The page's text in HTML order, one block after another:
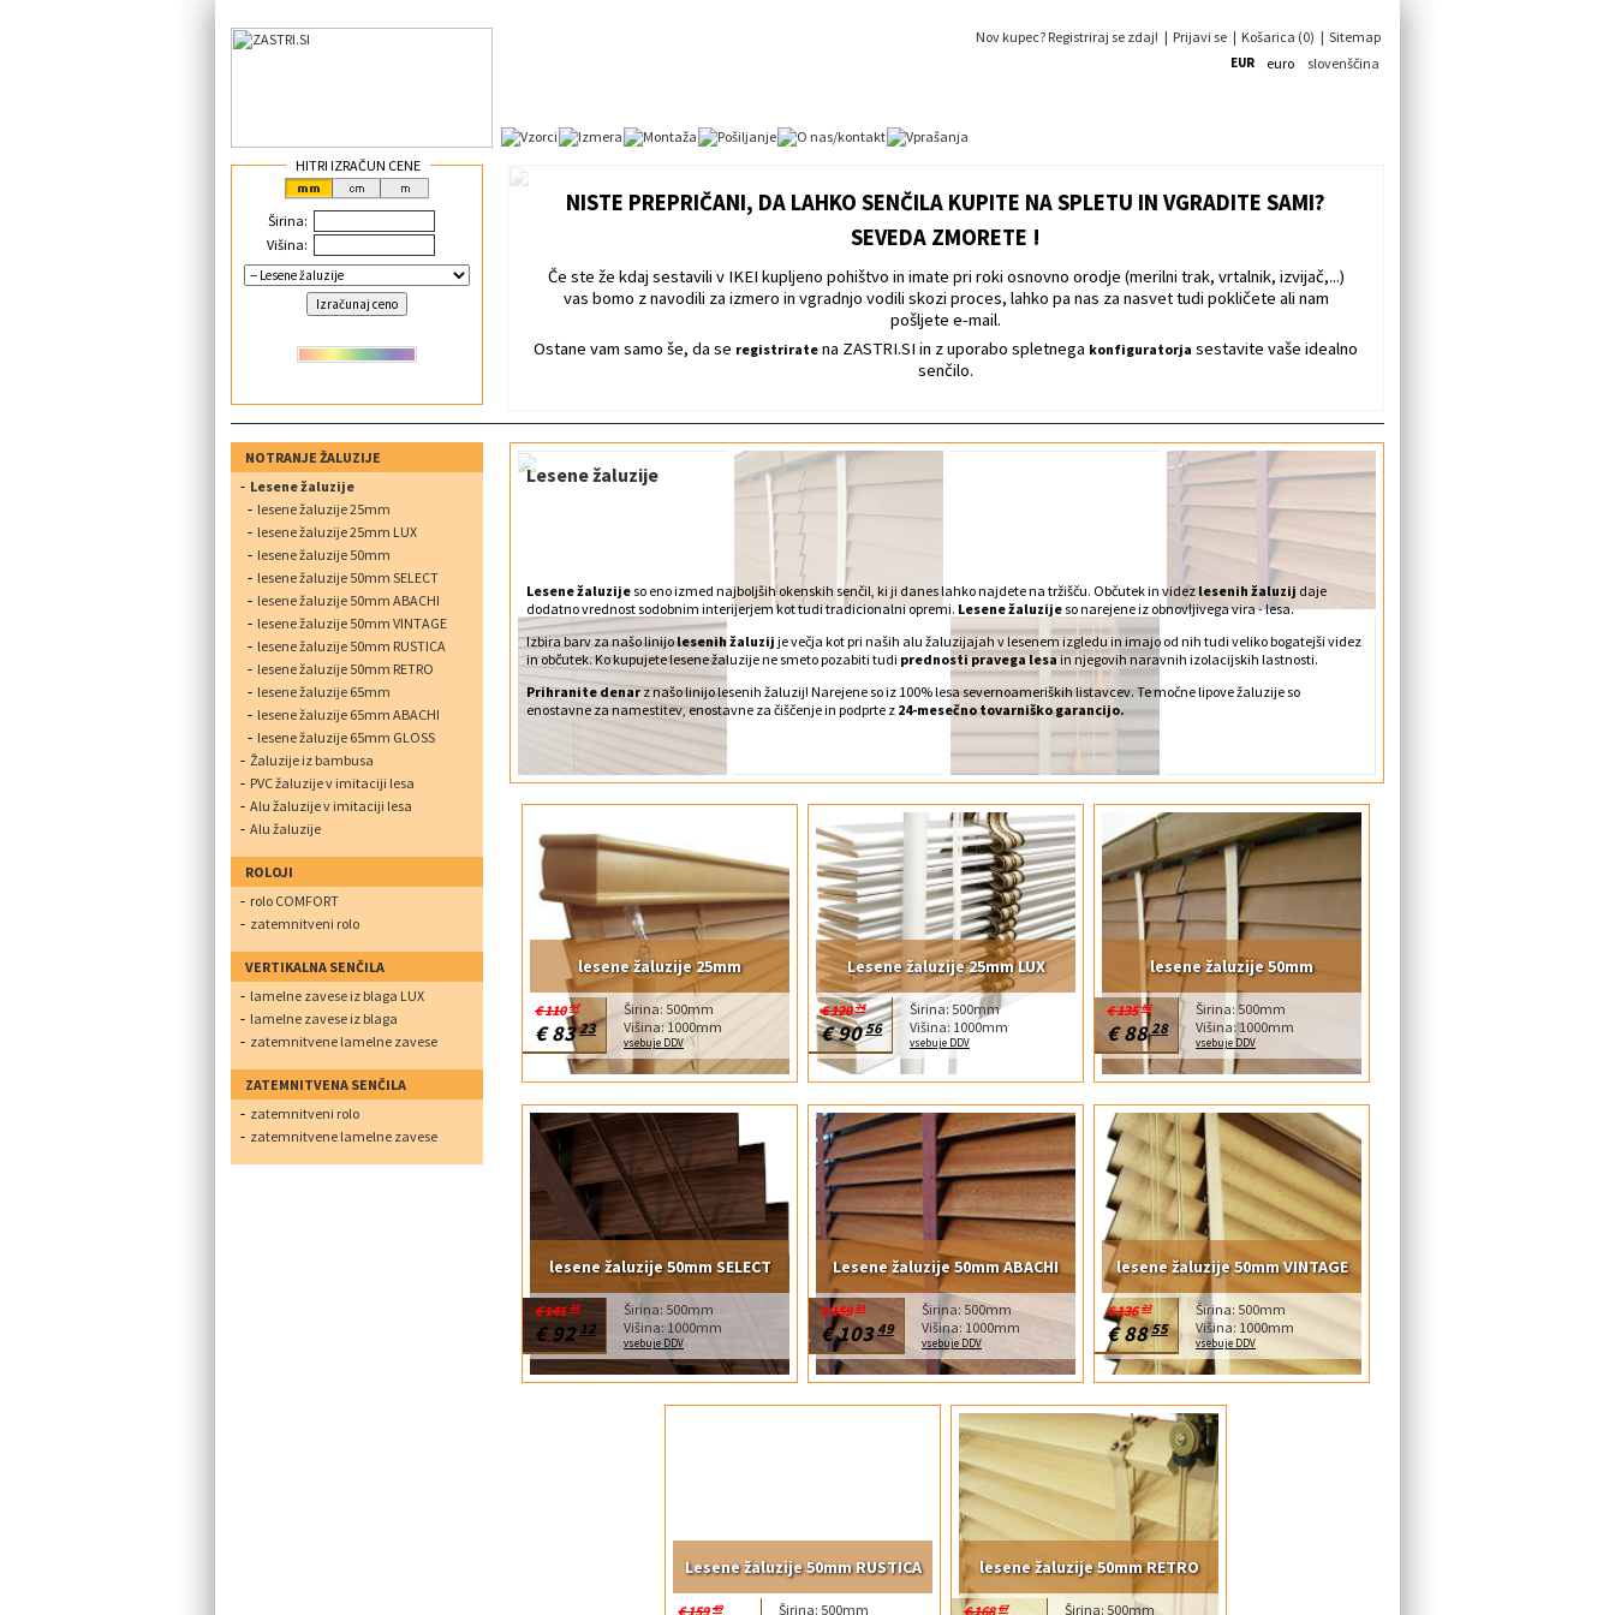
Sitemap
|
Košarica (0)
|
Prijavi se
|
Nov kupec? Registriraj se zdaj!
slovenščina
euro
EUR
HITRI IZRAČUN CENE
Širina:
Višina:
NISTE PREPRIČANI, DA LAHKO SENČILA KUPITE NA SPLETU IN VGRADITE SAMI?
SEVEDA ZMORETE !
Če ste že kdaj sestavili v IKEI kupljeno pohištvo in imate pri roki osnovno orodje (merilni trak, vrtalnik, izvijač,...)
vas bomo z navodili za izmero in vgradnjo vodili skozi proces, lahko pa nas za nasvet tudi pokličete ali nam
pošljete e-mail.
Ostane vam samo še, da se registrirate na ZASTRI.SI in z uporabo spletnega konfiguratorja sestavite vaše idealno
senčilo.
NOTRANJE ŽALUZIJE
Lesene žaluzije
lesene žaluzije 25mm
lesene žaluzije 25mm LUX
lesene žaluzije 50mm
lesene žaluzije 50mm SELECT
lesene žaluzije 50mm ABACHI
lesene žaluzije 50mm VINTAGE
lesene žaluzije 50mm RUSTICA
lesene žaluzije 50mm RETRO
lesene žaluzije 65mm
lesene žaluzije 65mm ABACHI
lesene žaluzije 65mm GLOSS
Žaluzije iz bambusa
PVC žaluzije v imitaciji lesa
Alu žaluzije v imitaciji lesa
Alu žaluzije
ROLOJI
rolo COMFORT
zatemnitveni rolo
VERTIKALNA SENČILA
lamelne zavese iz blaga LUX
lamelne zavese iz blaga
zatemnitvene lamelne zavese
ZATEMNITVENA SENČILA
zatemnitveni rolo
zatemnitvene lamelne zavese
Lesene žaluzije
Lesene žaluzijeso eno izmed najboljših okenskih senčil, ki ji danes lahko najdete na tržišču. Občutek in videz lesenih žaluzij daje
dodatno vrednost sodobnim interijerjem kot tudi tradicionalni opremi. Lesene žaluzijeso narejene iz obnovljivega vira - lesa.
Izbira barv za našo linijolesenih žaluzij je večja kot pri naših alu žaluzijajah v lesenem izgledu in imajo od nih tudi veliko bogatejši videz
in občutek. Ko kupujete lesene žaluzije ne smeto pozabiti tudi prednosti pravega lesain njegovih naravnih izolacijskih lastnosti.
Prihranite denarz našo linijo lesenih žaluzij! Narejene so iz 100% lesa severnoameriških listavcev. Te močne lipove žaluzije so
enostavne za namestitev, enostavne za čiščenje in podprte z 24-mesečno tovarniško garancijo.
lesene žaluzije 25mm
€ 110 97
€ 83 23
Širina: 500mm
Višina: 1000mm
vsebuje DDV
Lesene žaluzije 25mm LUX
€ 120 74
€ 90 56
Širina: 500mm
Višina: 1000mm
vsebuje DDV
lesene žaluzije 50mm
€ 135 82
€ 88 28
Širina: 500mm
Višina: 1000mm
vsebuje DDV
lesene žaluzije 50mm SELECT
€ 141 73
€ 92 12
Širina: 500mm
Višina: 1000mm
vsebuje DDV
Lesene žaluzije 50mm ABACHI
€ 159 21
€ 103 49
Širina: 500mm
Višina: 1000mm
vsebuje DDV
lesene žaluzije 50mm VINTAGE
€ 136 23
€ 88 55
Širina: 500mm
Višina: 1000mm
vsebuje DDV
Lesene žaluzije 50mm RUSTICA
€ 159 49 Širina: 500mm
lesene žaluzije 50mm RETRO
€ 168 67 Širina: 500mm